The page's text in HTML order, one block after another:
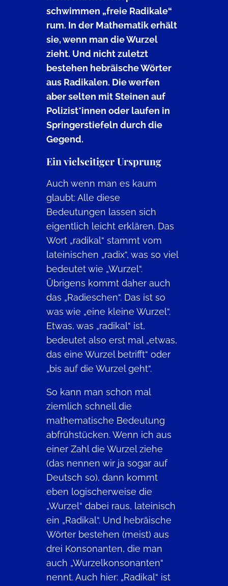
schwimmen „freie Radikale“
rum. In der Mathematik erhält
sie, wenn man die Wurzel
zieht. Und nicht zuletzt
bestehen hebräische Wörter
aus Radikalen. Die werfen
aber selten mit Steinen auf
Polizist*innen oder laufen in
Springerstiefeln durch die
Gegend.
Ein vielseitiger Ursprung
Auch wenn man es kaum
glaubt: Alle diese
Bedeutungen lassen sich
eigentlich leicht erklären. Das
Wort „radikal“ stammt vom
lateinischen „radix“, was so viel
bedeutet wie „Wurzel“.
Übrigens kommt daher auch
das „Radieschen“. Das ist so
was wie „eine kleine Wurzel“.
Etwas, was „radikal“ ist,
bedeutet also erst mal „etwas,
das eine Wurzel betrifft“ oder
„bis auf die Wurzel geht“.
So kann man schon mal
ziemlich schnell die
mathematische Bedeutung
abfrühstücken. Wenn ich aus
einer Zahl die Wurzel ziehe
(das nennen wir ja sogar auf
Deutsch so), dann kommt
eben logischerweise die
„Wurzel“ dabei raus, lateinisch
ein „Radikal“. Und hebräische
Wörter bestehen (meist) aus
drei Konsonanten, die man
auch „Wurzelkonsonanten“
nennt. Auch hier: „Radikal“ ist